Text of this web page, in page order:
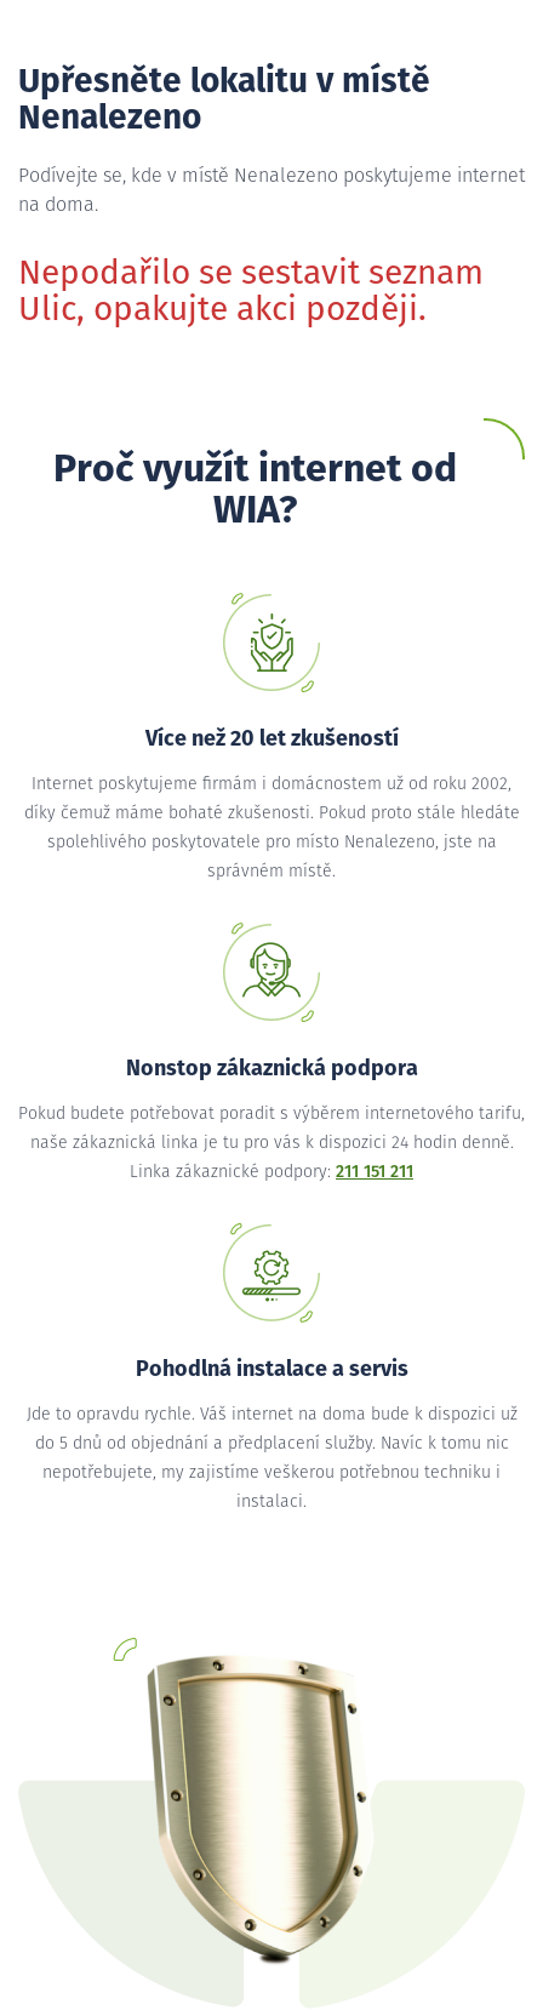
Upřesněte lokalitu v místě
Nenalezeno
Podívejte se, kde v místě Nenalezeno poskytujeme internet
na doma.
Nepodařilo se sestavit seznam
Ulic, opakujte akci později.
Proč využít internet od
WIA?
Více než 20 let zkušeností
Internet poskytujeme firmám i domácnostem už od roku 2002,
díky čemuž máme bohaté zkušenosti. Pokud proto stále hledáte
spolehlivého poskytovatele pro místo Nenalezeno, jste na
správném místě.
Nonstop zákaznická podpora
Pokud budete potřebovat poradit s výběrem internetového tarifu,
naše zákaznická linka je tu pro vás k dispozici 24 hodin denně.
Linka zákaznické podpory: 211 151 211
Pohodlná instalace a servis
Jde to opravdu rychle. Váš internet na doma bude k dispozici už
do 5 dnů od objednání a předplacení služby. Navíc k tomu nic
nepotřebujete, my zajistíme veškerou potřebnou techniku i
instalaci.